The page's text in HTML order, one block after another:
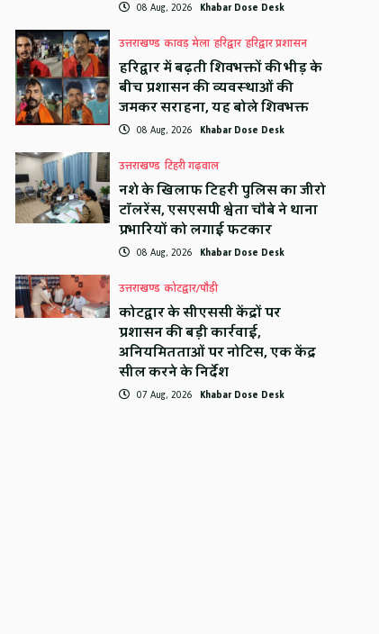
08 Aug, 2026 Khabar Dose Desk
उत्तराखण्ड कावड़ मेला हरिद्वार हरिद्वार प्रशासन
हरिद्वार में बढ़ती शिवभक्तों की भीड़ के
बीच प्रशासन की व्यवस्थाओं की
जमकर सराहना, यह बोले शिवभक्त
08 Aug, 2026 Khabar Dose Desk
उत्तराखण्ड टिहरी गढ़वाल
नशे के खिलाफ टिहरी पुलिस का जीरो
टॉलरेंस, एसएसपी श्वेता चौबे ने थाना
प्रभारियों को लगाई फटकार
08 Aug, 2026 Khabar Dose Desk
उत्तराखण्ड कोटद्वार/पौड़ी
कोटद्वार के सीएससी केंद्रों पर
प्रशासन की बड़ी कार्रवाई,
अनियमितताओं पर नोटिस, एक केंद्र
सील करने के निर्देश
07 Aug, 2026 Khabar Dose Desk